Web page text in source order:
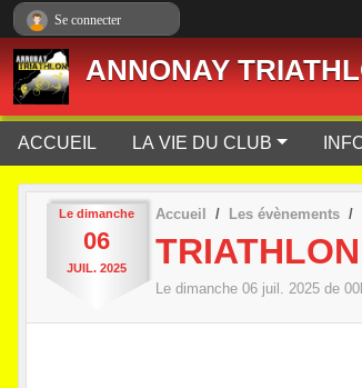
ANNONAY
ACCUEIL LA VIE DU CLUB
Le dimanche
06
JUIL. 2025
Accueil Les évènements
Le dimanche 06 juil. 2025 de
Se connecter
Panneau de gestion des cookies